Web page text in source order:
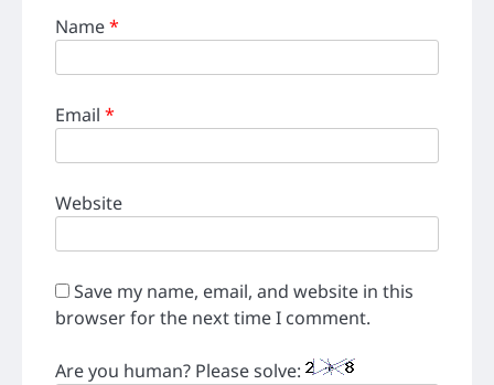
Name*
Email *
Website
Save my name, email, and website in this
browser for the next time I comment.
Are you human? Please solve: